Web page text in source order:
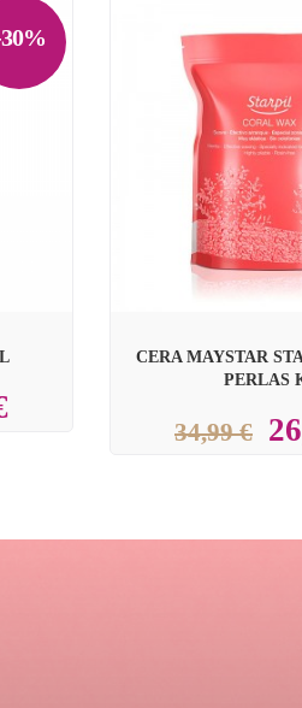
CERA MAYSTAR
PERLAS
34,99 €